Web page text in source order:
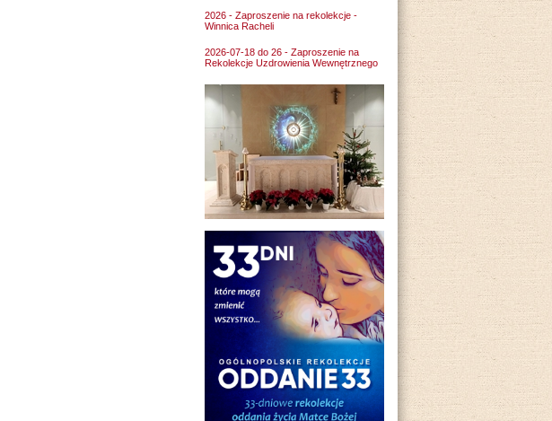
2026 - Zaproszenie na rekolekcje -
Winnica Racheli
2026-07-18 do 26 - Zaproszenie na
Rekolekcje Uzdrowienia Wewnętrznego